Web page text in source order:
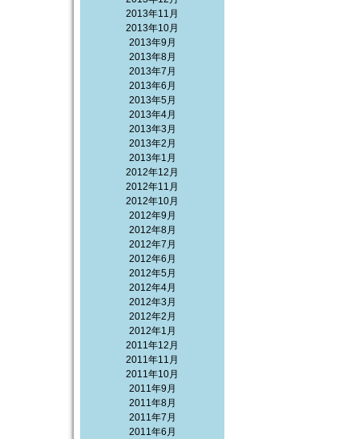
2013年11月
2013年10月
2013年9月
2013年8月
2013年7月
2013年6月
2013年5月
2013年4月
2013年3月
2013年2月
2013年1月
2012年12月
2012年11月
2012年10月
2012年9月
2012年8月
2012年7月
2012年6月
2012年5月
2012年4月
2012年3月
2012年2月
2012年1月
2011年12月
2011年11月
2011年10月
2011年9月
2011年8月
2011年7月
2011年6月